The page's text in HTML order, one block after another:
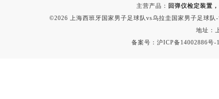
主营产品： 回弹仪检定装置
©2026 上海西班牙国家男子足球队vs乌拉圭国家男子足球
地址：
备案号：沪ICP备14002886号